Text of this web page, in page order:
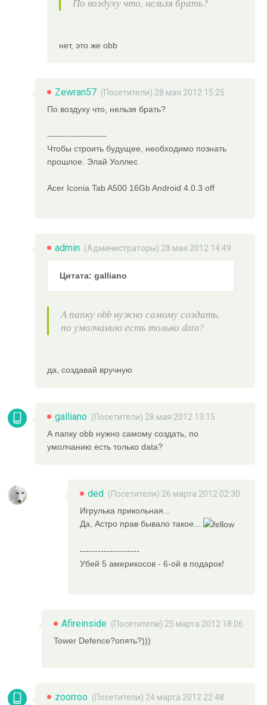
нет, это же obb
Zewran57 (Посетители) 28 мая 2012 15:25
По воздуху что, нельзя брать?
--------------------
Чтобы строить будущее, необходимо познать
прошлое. Элай Уоллес
Acer Iconia Tab A500 16Gb Android 4.0.3 off
admin (Администраторы) 28 мая 2012 14:49
Цитата: galliano
А папку obb нужно самому создать,
по умолчанию есть только data?
да, создавай вручную
galliano (Посетители) 28 мая 2012 13:15
А папку obb нужно самому создать, по
умолчанию есть только data?
ded (Посетители) 26 марта 2012 02:30
Игрулька прикольная...
Да, Астро прав бывало такое...
--------------------
Убей 5 америкосов - 6-ой в подарок!
Afireinside (Посетители) 25 марта 2012 18:06
Tower Defence?опять?)))
zoorroo (Посетители) 24 марта 2012 22:48